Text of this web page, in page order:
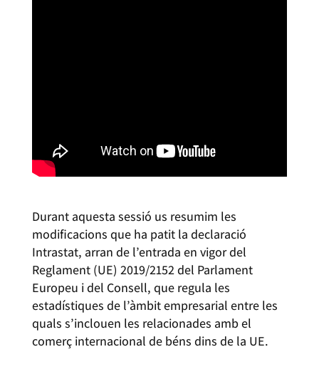
Durant aquesta sessió us resumim les
modificacions que ha patit la declaració
Intrastat, arran de l’entrada en vigor del
Reglament (UE) 2019/2152 del Parlament
Europeu i del Consell, que regula les
estadístiques de l’àmbit empresarial entre les
quals s’inclouen les relacionades amb el
comerç internacional de béns dins de la UE.